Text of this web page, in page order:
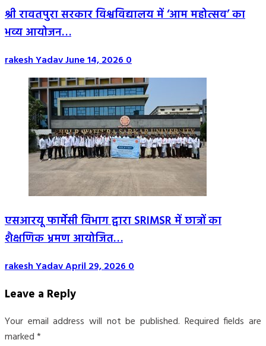
श्री रावतपुरा सरकार विश्वविद्यालय में ‘आम महोत्सव’ का
भव्य आयोजन…
rakesh YadavJune 14, 20260
एसआरयू फार्मेसी विभाग द्वारा SRIMSR में छात्रों का
शैक्षणिक भ्रमण आयोजित…
rakesh YadavApril 29, 20260
Leave a Reply
Your email address will not be published. Required fields are
marked*